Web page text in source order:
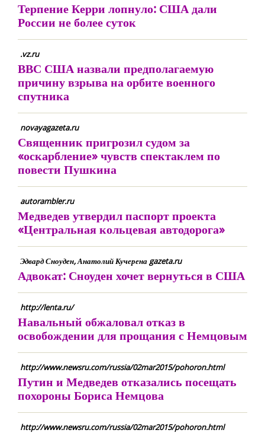
Терпение Керри лопнуло: США дали
России не более суток
.vz.ru
ВВС США назвали предполагаемую
причину взрыва на орбите военного
спутника
novayagazeta.ru
Священник пригрозил судом за
«оскарбление» чувств спектаклем по
повести Пушкина
autorambler.ru
Медведев утвердил паспорт проекта
«Центральная кольцевая автодорога»
Эдвард Сноуден, Анатолий Кучерена gazeta.ru
Адвокат: Сноуден хочет вернуться в США
http://lenta.ru/
Навальный обжаловал отказ в
освобождении для прощания с Немцовым
http://www.newsru.com/russia/02mar2015/pohoron.html
Путин и Медведев отказались посещать
похороны Бориса Немцова
http://www.newsru.com/russia/02mar2015/pohoron.html